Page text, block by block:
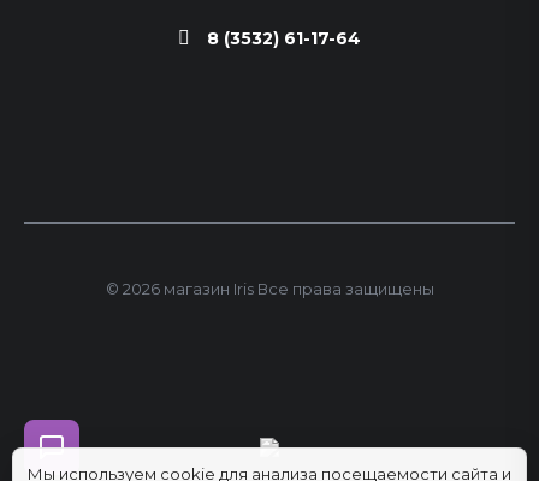
8 (3532) 61-17-64
© 2026 магазин Iris Все права защищены
Мы используем cookie для анализа посещаемости сайта и